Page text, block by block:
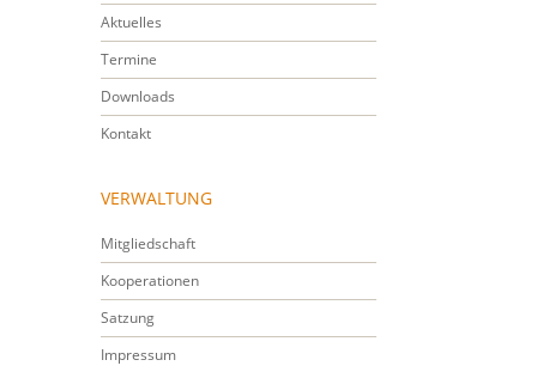
Aktuelles
Termine
Downloads
Kontakt
VERWALTUNG
Mitgliedschaft
Kooperationen
Satzung
Impressum